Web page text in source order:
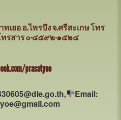
เยอ อ.ไพรบึง จ.ศรีสะเกษโทร
รสาร ๐-๔๕๙๒-๑๕๒๔
prasatyoe
Email: